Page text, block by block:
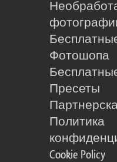
Фотошопа
Пресеты
Политика
Cookie Policy